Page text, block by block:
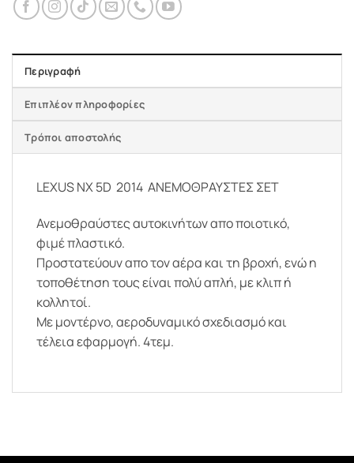
Περιγραφή
Επιπλέον πληροφορίες
Τρόποι αποστολής
LEXUS NX 5D 2014 ΑΝΕΜΟΘΡΑΥΣΤΕΣ ΣΕΤ
Ανεμοθραύστες αυτοκινήτων απο ποιοτικό,
φιμέ πλαστικό.
Προστατεύουν απο τον αέρα και τη βροχή, ενώ η
τοποθέτηση τους είναι πολύ απλή, με κλιπ ή
κολλητοί.
Με μοντέρνο, αεροδυναμικό σχεδιασμό και
τέλεια εφαρμογή. 4τεμ.